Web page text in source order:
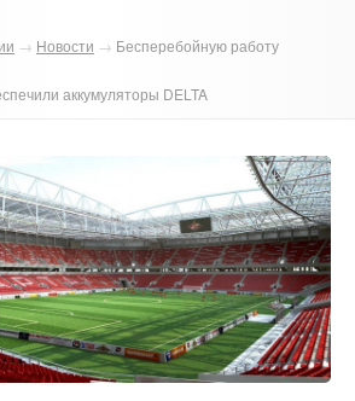
→ Новости → Бесперебойную работу
аккумуляторы DELTA